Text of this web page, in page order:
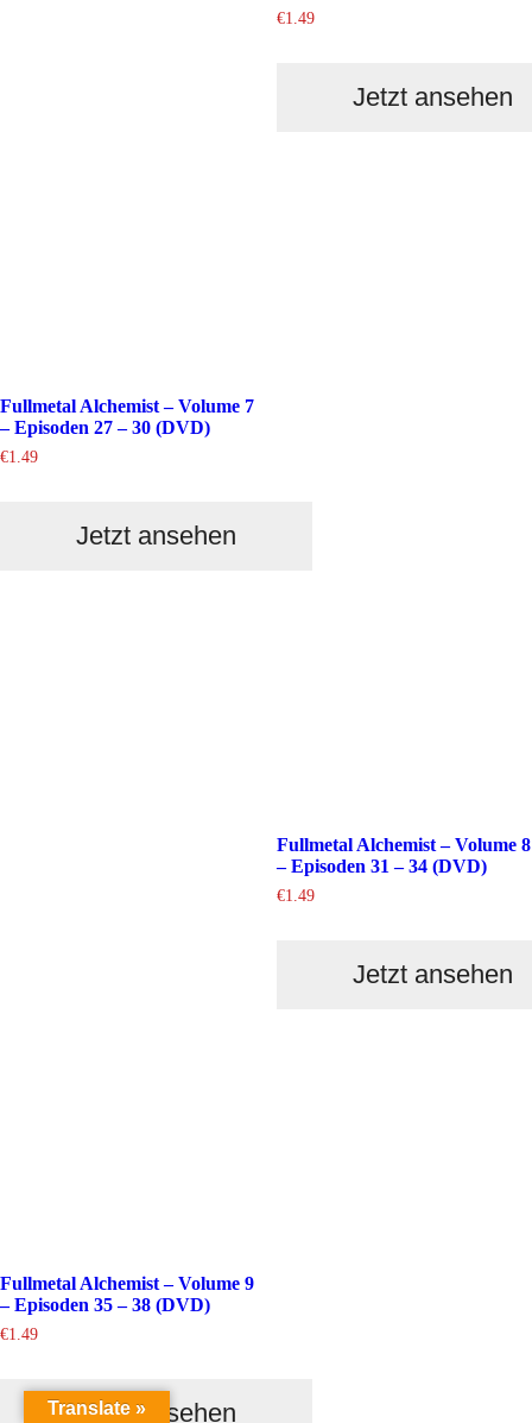
€1.49
Jetzt ansehen
Fullmetal Alchemist – Volume 7
– Episoden 27 – 30 (DVD)
€1.49
Jetzt ansehen
Fullmetal Alchemist – Volume 8
– Episoden 31 – 34 (DVD)
€1.49
Jetzt ansehen
Fullmetal Alchemist – Volume 9
– Episoden 35 – 38 (DVD)
€1.49
Jetzt ansehen
Translate »